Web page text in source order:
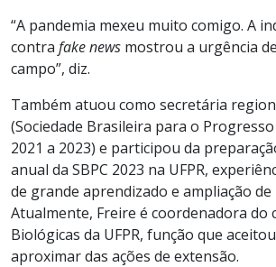
“A pandemia mexeu muito comigo. A
contra fake news mostrou a urgência
campo”, diz.
Também atuou como secretária
(Sociedade Brasileira para o Progresso
2021 a 2023) e participou da
anual da SBPC 2023 na UFPR,
de grande aprendizado e ampliação
Atualmente, Freire é coordenadora do
Biológicas da UFPR, função que
aproximar das ações de extensão.